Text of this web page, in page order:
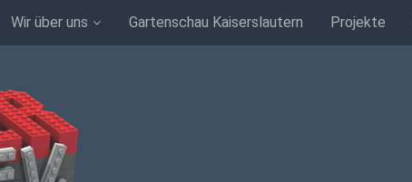
Wir über uns Gartenschau Kaiserslautern Projekte